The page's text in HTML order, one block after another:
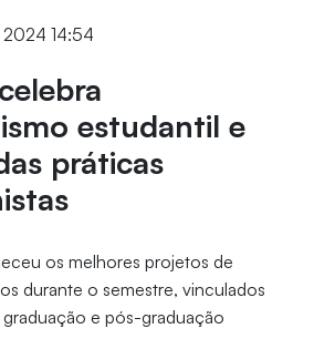
14:54
estudantil e
práticas
os melhores projetos de
durante o semestre, vinculados
e pós-graduação